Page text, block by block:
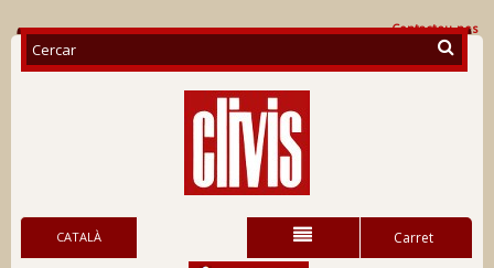
Contacteu-nos
Carret
CATALÀ